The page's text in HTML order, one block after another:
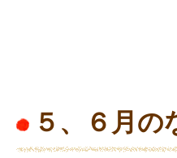
５、６月